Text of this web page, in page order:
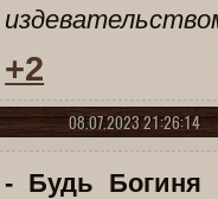
+2
08.07.2023 21:26:14
- Будь Богиня